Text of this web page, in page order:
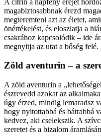
magabiztosabbnak érezd
megteremteni azt az életet,
önértékelést, és eloszlatja a
csakrához kapcsolódik – ide
megnyitja az utat a bőség felé.
Zöld aventurin – a
A zöld aventurin a
észrevedd azokat az
úgy érzed, mindig lemaradsz
hogy nyitottabbá és bátrabbá
kedvez, aki cselekszik. A
szeretet és a bizalom